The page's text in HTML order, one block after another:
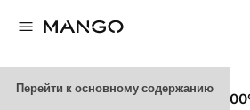
Перейти к основному содержанию
УКОРОЧЕННЫЕ ДЖИНСЫ ИЗ
Выберите цвет
Цвет Черный деним
Выбранный цвет: Синий
Цвет Шоколадный